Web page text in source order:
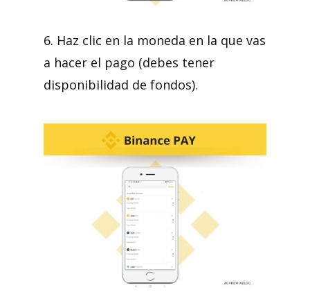
6. Haz clic en la moneda en la que vas
a hacer el pago (debes tener
disponibilidad de fondos).